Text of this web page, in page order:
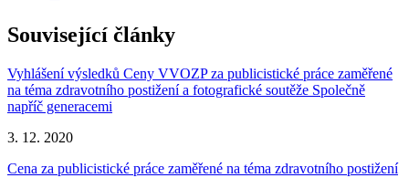
Související články
Vyhlášení výsledků Ceny VVOZP za publicistické práce zaměřené
na téma zdravotního postižení a fotografické soutěže Společně
napříč generacemi
3. 12. 2020
Cena za publicistické práce zaměřené na téma zdravotního postižení